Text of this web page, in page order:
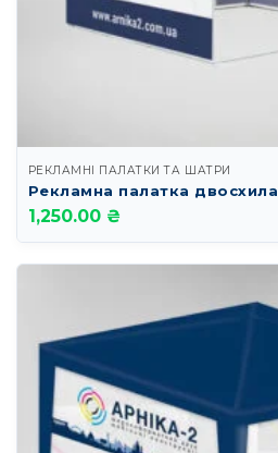
РЕКЛАМНІ ПАЛАТКИ ТА ШАТРИ
Рекламна палатка двосхила
1,250.00 ₴